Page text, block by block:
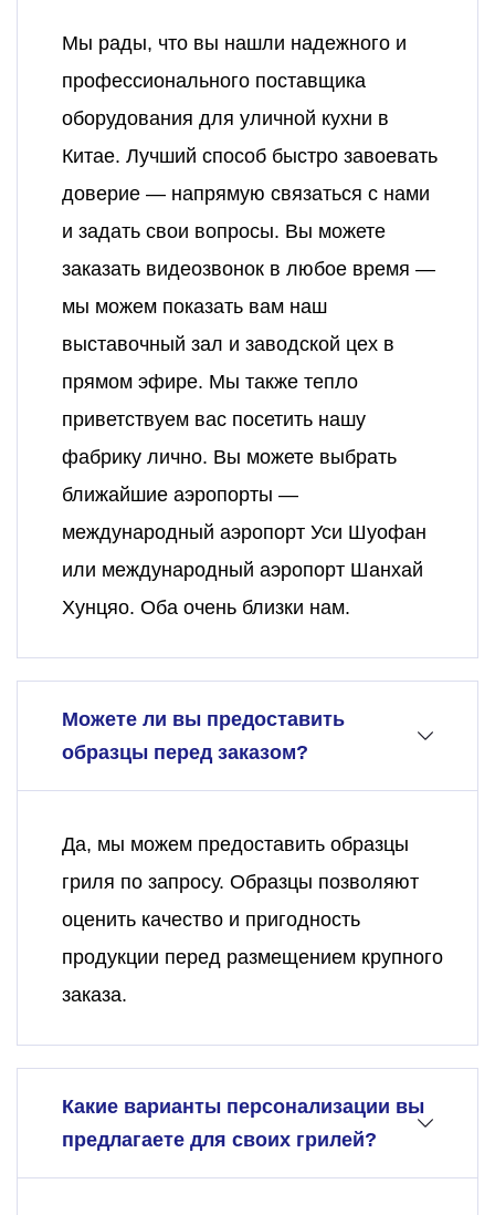
Мы рады, что вы нашли надежного и
профессионального поставщика
оборудования для уличной кухни в
Китае. Лучший способ быстро завоевать
доверие — напрямую связаться с нами
и задать свои вопросы. Вы можете
заказать видеозвонок в любое время —
мы можем показать вам наш
выставочный зал и заводской цех в
прямом эфире. Мы также тепло
приветствуем вас посетить нашу
фабрику лично. Вы можете выбрать
ближайшие аэропорты —
международный аэропорт Уси Шуофан
или международный аэропорт Шанхай
Хунцяо. Оба очень близки нам.
Можете ли вы предоставить
образцы перед заказом?
Да, мы можем предоставить образцы
гриля по запросу. Образцы позволяют
оценить качество и пригодность
продукции перед размещением крупного
заказа.
Какие варианты персонализации вы
предлагаете для своих грилей?